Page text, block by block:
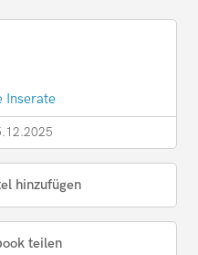
Inserate
hinzufügen
teilen